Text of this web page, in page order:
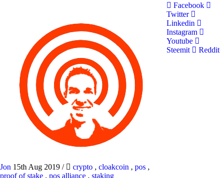
Jon 15th Aug 2019 / crypto , cloakcoin , pos ,
proof of stake , pos alliance , staking
Facebook
Twitter
Linkedin
Instagram
Youtube
Steemit
Reddit